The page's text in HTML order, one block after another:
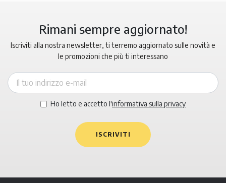
Rimani sempre aggiornato!
Iscriviti alla nostra newsletter, ti terremo aggiornato sulle novità e
le promozioni che più ti interessano
Ho letto e accetto l'informativa sulla privacy
ISCRIVITI